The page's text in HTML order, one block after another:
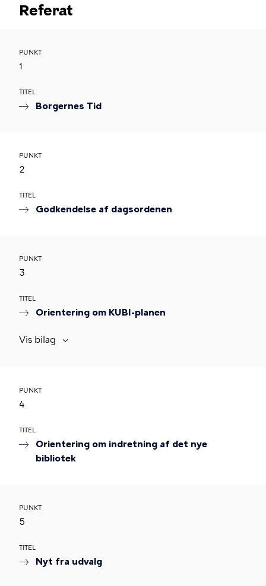
Referat
PUNKT
1
TITEL
Borgernes Tid
PUNKT
2
TITEL
Godkendelse af dagsordenen
PUNKT
3
TITEL
Orientering om KUBI-planen
Vis bilag
PUNKT
4
TITEL
Orientering om indretning af det nye
bibliotek
PUNKT
5
TITEL
Nyt fra udvalg